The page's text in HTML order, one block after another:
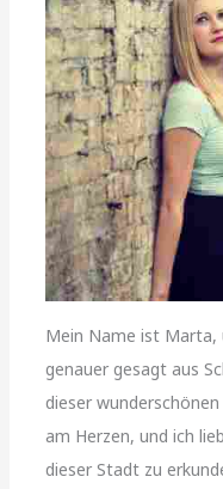
Mein Name ist Marta,
genauer gesagt aus
dieser
am Herzen, und ich
dieser Stadt zu